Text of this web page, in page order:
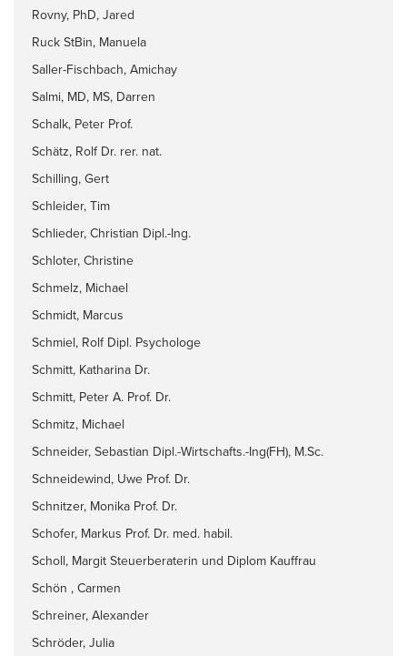
Rovny, PhD, Jared
Ruck StBin, Manuela
Saller-Fischbach, Amichay
Salmi, MD, MS, Darren
Schalk, Peter Prof.
Schätz, Rolf Dr. rer. nat.
Schilling, Gert
Schleider, Tim
Schlieder, Christian Dipl.-Ing.
Schloter, Christine
Schmelz, Michael
Schmidt, Marcus
Schmiel, Rolf Dipl. Psychologe
Schmitt, Katharina Dr.
Schmitt, Peter A. Prof. Dr.
Schmitz, Michael
Schneider, Sebastian Dipl.-Wirtschafts.-Ing(FH), M.Sc.
Schneidewind, Uwe Prof. Dr.
Schnitzer, Monika Prof. Dr.
Schofer, Markus Prof. Dr. med. habil.
Scholl, Margit Steuerberaterin und Diplom Kauffrau
Schön , Carmen
Schreiner, Alexander
Schröder, Julia